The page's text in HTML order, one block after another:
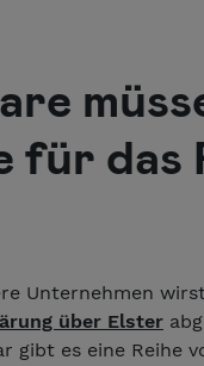
für das
Unternehmen
über Elster
gibt es eine Reihe